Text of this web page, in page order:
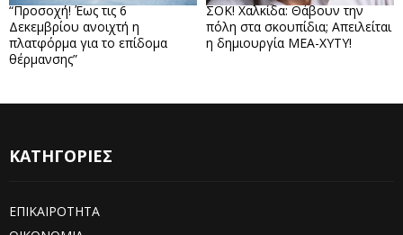
“Προσοχή! Έως τις 6
Δεκεμβρίου ανοιχτή η
πλατφόρμα για το επίδομα
θέρμανσης”
ΣΟΚ! Χαλκίδα: Θάβουν την
πόλη στα σκουπίδια; Απειλείται
η δημιουργία ΜΕΑ-ΧΥΤΥ!
ΚΑΤΗΓΟΡΙΕΣ
ΕΠΙΚΑΙΡΟΤΗΤΑ